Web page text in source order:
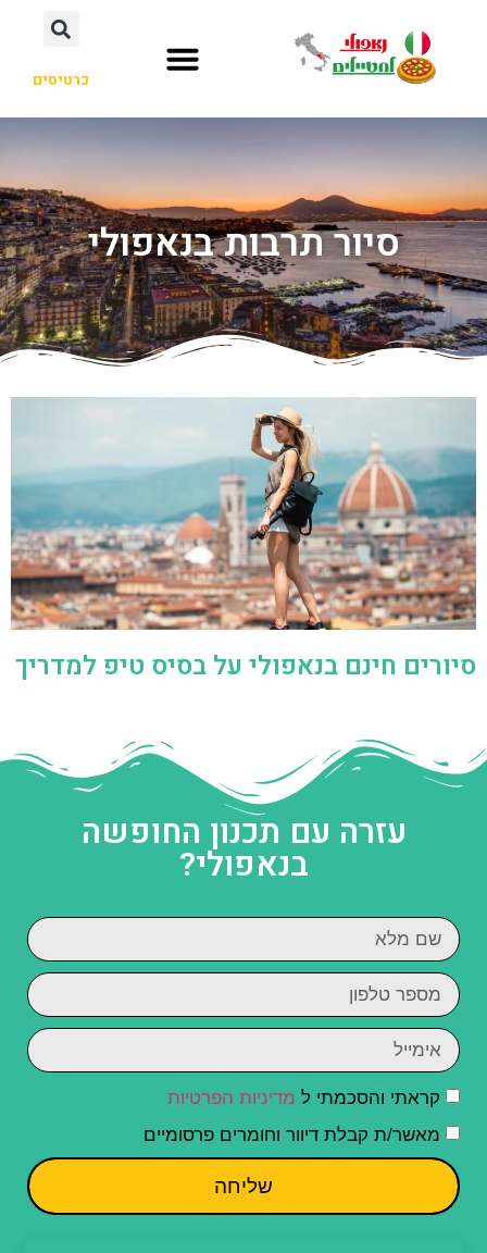
כרטיסים
סיור תרבות בנאפולי
סיורים חינם בנאפולי על בסיס טיפ למדריך
עזרה עם תכנון החופשה
בנאפולי?
קראתי והסכמתי ל מדיניות הפרטיות
מאשר/ת קבלת דיוור וחומרים פרסומיים
שליחה